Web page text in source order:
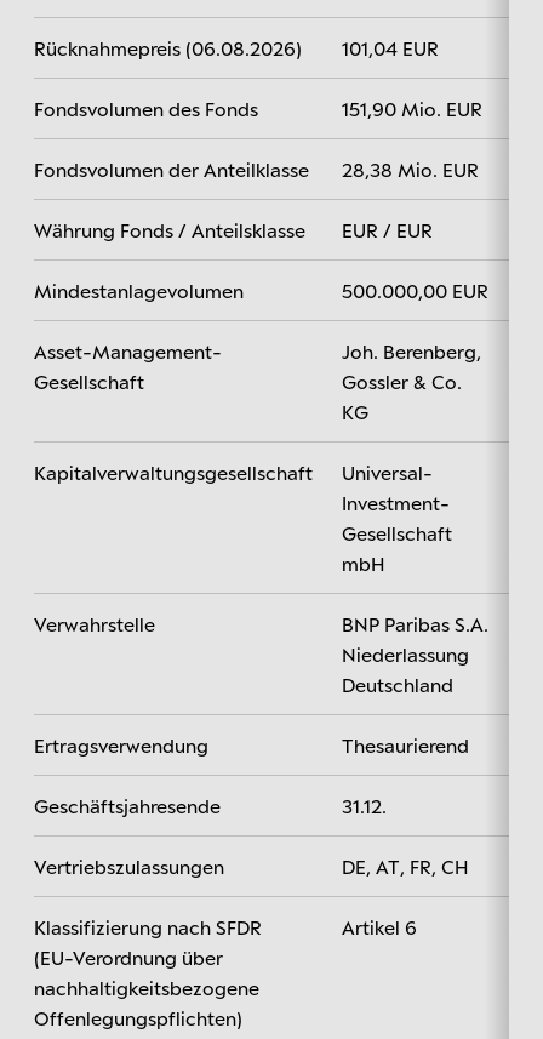
Rücknahmepreis (06.08.2026) 101,04 EUR
Fondsvolumen des Fonds 151,90 Mio. EUR
Fondsvolumen der Anteilklasse 28,38 Mio. EUR
Währung Fonds / Anteilsklasse EUR / EUR
Mindestanlagevolumen 500.000,00 EUR
Asset-Management-
Gesellschaft
Joh. Berenberg,
Gossler & Co.
KG
Kapitalverwaltungsgesellschaft
Universal-
Investment-
Gesellschaft
mbH
Verwahrstelle
BNP Paribas S.A.
Niederlassung
Deutschland
Ertragsverwendung Thesaurierend
Geschäftsjahresende 31.12.
Vertriebszulassungen DE, AT, FR, CH
Klassifizierung nach SFDR
(EU-Verordnung über
nachhaltigkeitsbezogene
Offenlegungspflichten)
Artikel 6